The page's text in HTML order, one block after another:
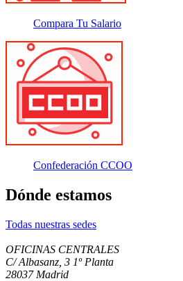
Compara Tu Salario
Confederación CCOO
Dónde estamos
Todas nuestras sedes
OFICINAS CENTRALES
C/ Albasanz, 3 1º Planta
28037 Madrid